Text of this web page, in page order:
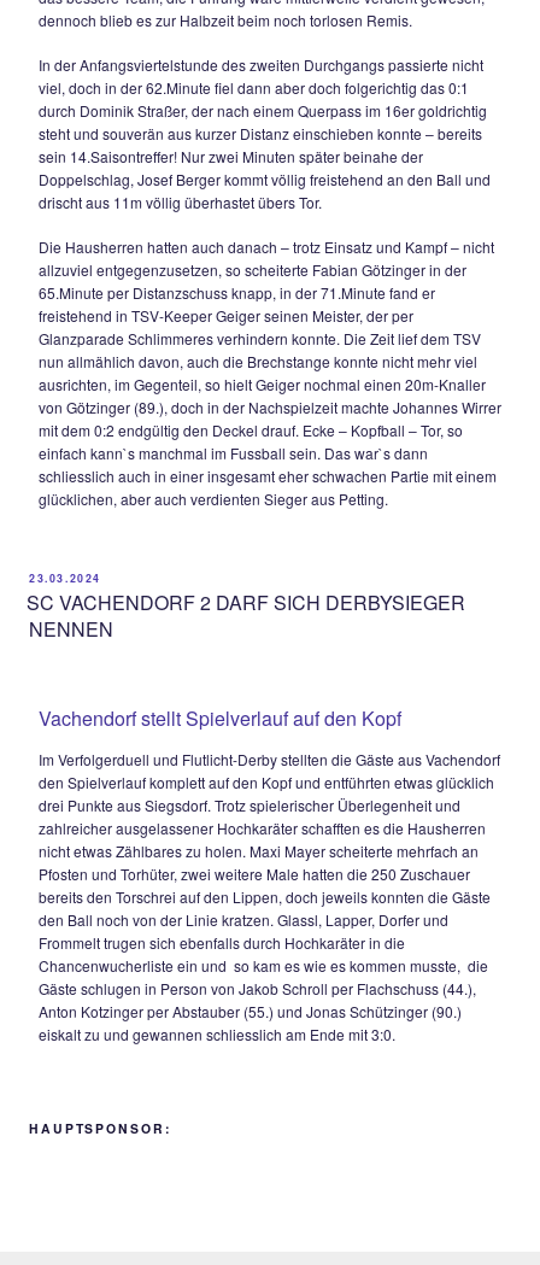
Verdiente 0:2-Heimniederlage des TSV
Spitzenspiel
Im Spitzenspiel der A-Klasse 6 traf am Samstag Nachmittag
äußerst schwierigen Platzverhältnissen der gastgebende
Siegsdorf 2 auf den Tabellenprimus TSV Petting, die Gäste
unterstrichen ihre Aufstiegsambitionen eindrucksvoll und
Das Top-Spiel des 18.Spieltags hielt über die 90 Minuten
nicht das, was es versprach. Beide Teams taten sich über
nicht nur wegen des tiefen Geläufs – sehr schwer, am Ende
sich die Cleverness der Gäste durch. In der 9.Minute ein
Ausrufezeichen des TSV Petting in Person von Daniel
zunächst aus 20m halbrechts abzieht und kurz darauf
Volleykracher los lässt, beides aber knapp vorbei. In der
konnte TSV-Schlussmann Fabian Geiger einen 30m-
Fabian Götzinger entschärfen und in der 27.Minute dann
20m halbrechter Position abzog und nur am rechten
scheiterte – Glück für die Heimelf. Der TSV Petting war in
das bessere Team, die Führung wäre mittlerweile verdient
In der Anfangsviertelstunde des zweiten Durchgangs
viel, doch in der 62.Minute fiel dann aber doch folgerichtig
durch Dominik Straßer, der nach einem Querpass im 16er
steht und souverän aus kurzer Distanz einschieben konnte
sein 14.Saisontreffer! Nur zwei Minuten später beinahe der
Doppelschlag, Josef Berger kommt völlig freistehend an
drischt aus 11m völlig überhastet übers Tor.
Die Hausherren hatten auch danach – trotz Einsatz und
allzuviel entgegenzusetzen, so scheiterte Fabian Götzinger
65.Minute per Distanzschuss knapp, in der 71.Minute fand
freistehend in TSV-Keeper Geiger seinen Meister, der per
Glanzparade Schlimmeres verhindern konnte. Die Zeit lief
von Götzinger (89.), doch in der Nachspielzeit machte